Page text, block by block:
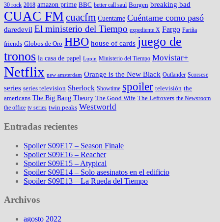
30 rock 2018 amazon prime BBC better call saul Borgen breaking bad
CUAC FMcuacfm Cuentame Cuéntame como pasó
daredevil El ministerio del Tiempo expediente X Fargo Fariña
friends Globos de Oro HBO house of cards juego de
tronos la casa de papel Lupin Ministerio del Tiempo Movistar+
Netflix new amsterdam Orange is the New Black Outlander Scorsese
series series television Sherlock Showtime spoiler televisión the
americans The Big Bang Theory The Good Wife The Leftovers the Newsroom
the office tv series twin peaks Westworld
Entradas recientes
Spoiler S09E17 – Season Finale
Spoiler S09E16 – Reacher
Spoiler S09E15 – Atypical
Spoiler S09E14 – Solo asesinatos en el edificio
Spoiler S09E13 – La Rueda del Tiempo
Archivos
agosto 2022